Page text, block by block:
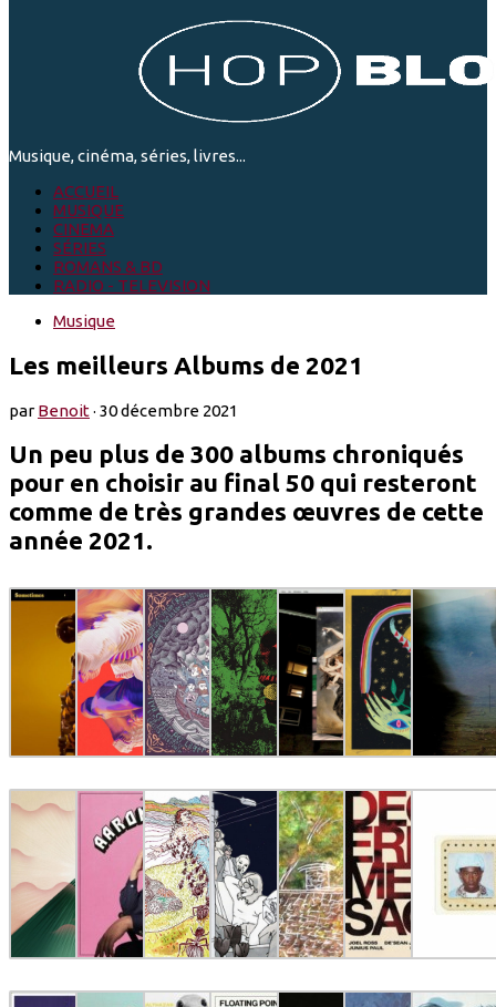
Musique, cinéma, séries, livres...
ACCUEIL
MUSIQUE
CINEMA
SÉRIES
ROMANS & BD
RADIO - TELEVISION
Musique
Les meilleurs Albums de 2021
parBenoit· 30 décembre 2021
Un peu plus de 300 albums chroniqués
pour en choisir au final 50 qui resteront
comme de très grandes œuvres de cette
année 2021.